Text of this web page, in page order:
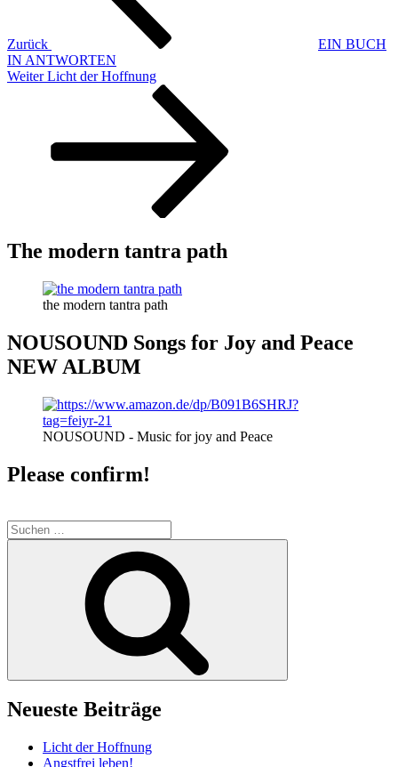
Zurück
EIN BUCH
IN ANTWORTEN
Nächster
Weiter Licht der Hoffnung
The modern tantra path
the modern tantra path
NOUSOUND Songs for Joy and Peace
NEW ALBUM
NOUSOUND - Music for joy and Peace
Please confirm!
Suche
nach:
Neueste Beiträge
Licht der Hoffnung
Angstfrei leben!